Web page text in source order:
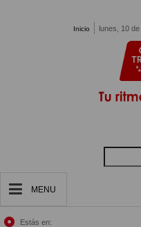
Inicio lunes, 10
MENU
Estás en: